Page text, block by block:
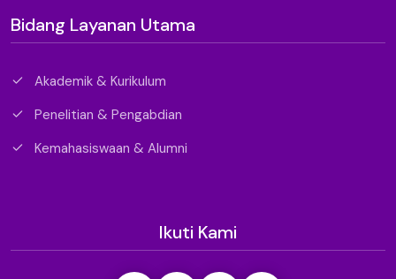
Bidang Layanan Utama
Akademik & Kurikulum
Penelitian & Pengabdian
Kemahasiswaan & Alumni
Ikuti Kami